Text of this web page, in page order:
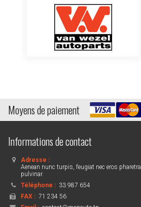
Moyens de paiement
Informations de contact
Adresse :
Aenean nunc turpis, feugiat nec eros pharetra
pulvinar.
Téléphone : 33 987 654
FAX : 71 234 56